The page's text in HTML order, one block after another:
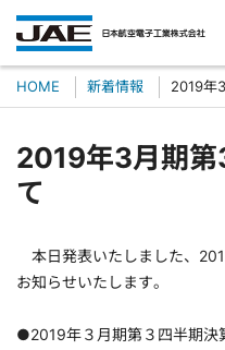
HOME 新着情報 2019年
2019年3月期第
て
本日発表いたしました、
お知らせいたします。
●2019年３月期第３四半期決